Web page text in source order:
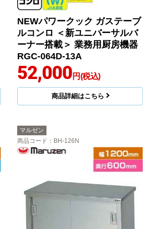
NEWパワークック ガステーブ
ルコンロ ＜新ユニバーサルバ
ーナー搭載＞ 業務用厨房機器
RGC-064D-13A
52,000円(税込)
商品詳細はこちら
マルゼン
商品コード ：BH-126N